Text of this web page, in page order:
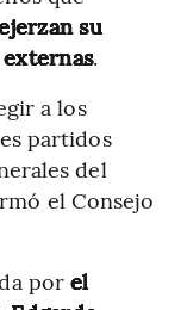
su
.
a los
partidos
del
el Consejo
porel